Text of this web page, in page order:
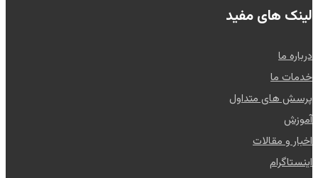
لینک های مفید
درباره ما
خدمات ما
پرسش های متداول
آموزش
اخبار و مقالات
اینستاگرام